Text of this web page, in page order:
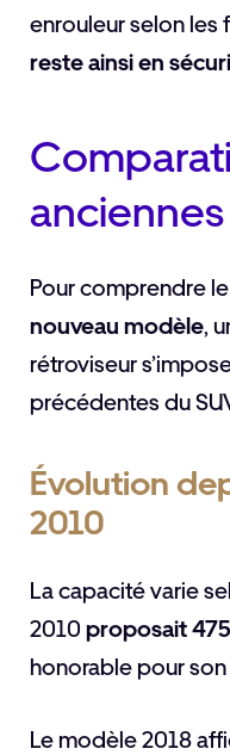
enrouleur selon les
reste ainsi en
Pour comprendre le
nouveau modèle,
rétroviseur
précédentes du
Évolution
2010
La capacité varie
2010 proposait
honorable pour
Le modèle 2018